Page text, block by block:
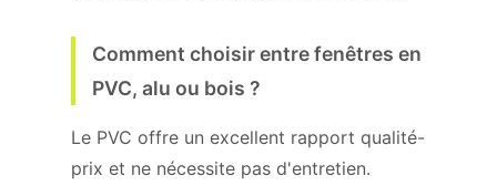
Comment choisir entre fenêtres en
PVC, alu ou bois ?
Le PVC offre un excellent rapport qualité-
prix et ne nécessite pas d'entretien.